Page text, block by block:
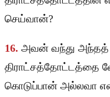
செய்வான்?
16. அவன் வந்து அந்தத்
திராட்சத்தோட்டத்தை
கொடுப்பான் அல்லவா